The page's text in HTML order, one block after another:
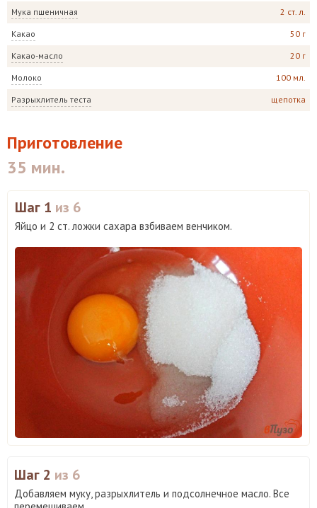
Мука пшеничная 2 ст. л.
Какао 50 г
Какао-масло 20 г
Молоко 100 мл.
Разрыхлитель теста щепотка
Приготовление
35 мин.
Шаг 1 из 6
Яйцо и 2 ст. ложки сахара взбиваем венчиком.
Шаг 2 из 6
Добавляем муку, разрыхлитель и подсолнечное масло. Все